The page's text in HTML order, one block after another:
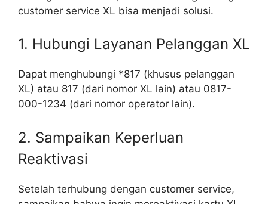
customer service XL bisa menjadi solusi.
1. Hubungi Layanan Pelanggan XL
Dapat menghubungi *817 (khusus pelanggan
XL) atau 817 (dari nomor XL lain) atau 0817-
000-1234 (dari nomor operator lain).
2. Sampaikan Keperluan
Reaktivasi
Setelah terhubung dengan customer service,